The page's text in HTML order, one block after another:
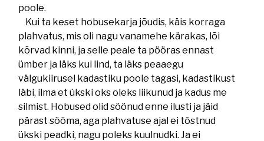
poole.
Kui ta keset hobusekarja jõudis, käis korraga
plahvatus, mis oli nagu vanamehe kärakas, lõi
kõrvad kinni, ja selle peale ta pööras ennast
ümber ja läks kui lind, ta läks peaaegu
välgukiirusel kadastiku poole tagasi, kadastikust
läbi, ilma et ükski oks oleks liikunud ja kadus me
silmist. Hobused olid söönud enne ilusti ja jäid
pärast sööma, aga plahvatuse ajal ei tõstnud
ükski peadki, nagu poleks kuulnudki. Ja ei